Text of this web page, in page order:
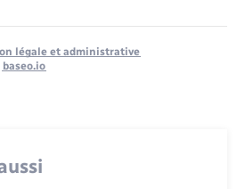
légale et administrative
baseo.io